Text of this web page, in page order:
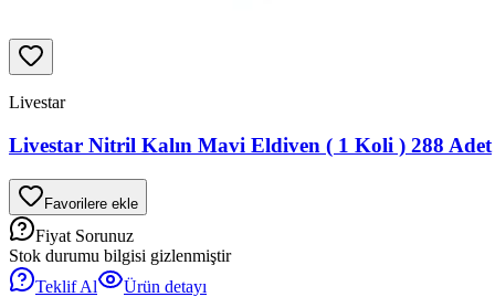
Livestar
Livestar Nitril Kalın Mavi Eldiven ( 1 Koli ) 288 Adet
Favorilere ekle
Fiyat Sorunuz
Stok durumu bilgisi gizlenmiştir
Teklif Al
Ürün detayı